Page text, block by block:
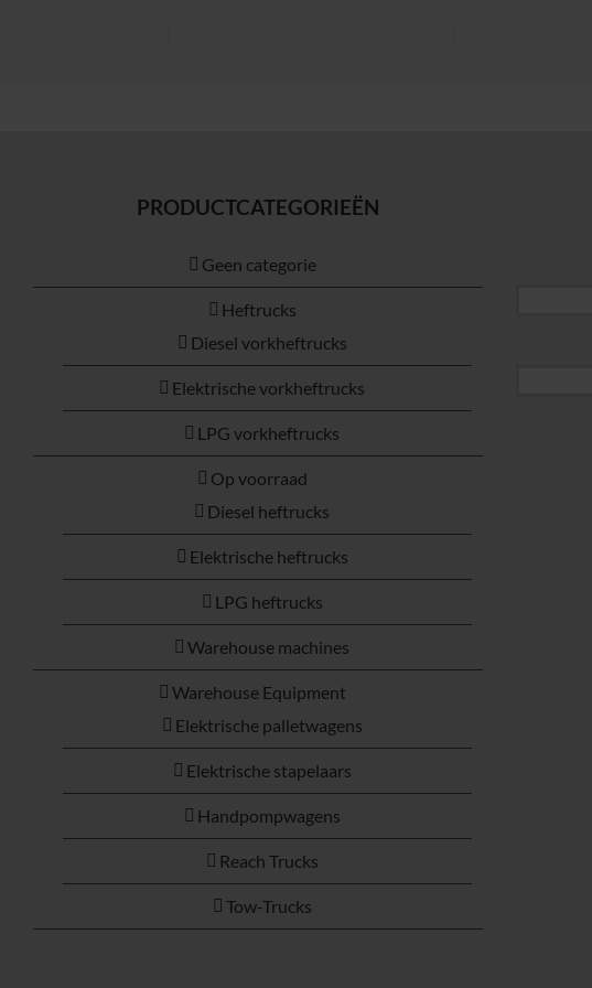
PRODUCTCATEGORIEËN
Geen categorie
Heftrucks
Diesel vorkheftrucks
Elektrische vorkheftrucks
LPG vorkheftrucks
Op voorraad
Diesel heftrucks
Elektrische heftrucks
LPG heftrucks
Warehouse machines
Warehouse Equipment
Elektrische palletwagens
Elektrische stapelaars
Handpompwagens
Reach Trucks
Tow-Trucks